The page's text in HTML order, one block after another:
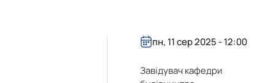
пн, 11 сер 2025 - 12:00
Завідувач кафедри